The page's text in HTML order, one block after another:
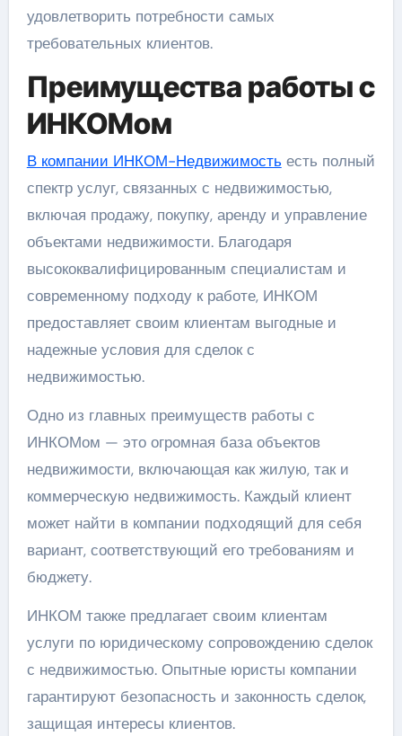
удовлетворить потребности самых
требовательных клиентов.
Преимущества работы с
ИНКОМом
В компании ИНКОМ-Недвижимостьесть полный
спектр услуг, связанных с недвижимостью,
включая продажу, покупку, аренду и управление
объектами недвижимости. Благодаря
высококвалифицированным специалистам и
современному подходу к работе, ИНКОМ
предоставляет своим клиентам выгодные и
надежные условия для сделок с
недвижимостью.
Одно из главных преимуществ работы с
ИНКОМом — это огромная база объектов
недвижимости, включающая как жилую, так и
коммерческую недвижимость. Каждый клиент
может найти в компании подходящий для себя
вариант, соответствующий его требованиям и
бюджету.
ИНКОМ также предлагает своим клиентам
услуги по юридическому сопровождению сделок
с недвижимостью. Опытные юристы компании
гарантируют безопасность и законность сделок,
защищая интересы клиентов.